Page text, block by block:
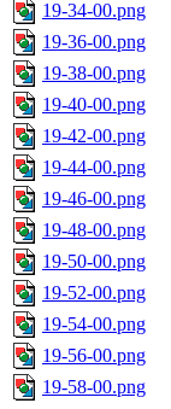
19-34-00.png
19-36-00.png
19-38-00.png
19-40-00.png
19-42-00.png
19-44-00.png
19-46-00.png
19-48-00.png
19-50-00.png
19-52-00.png
19-54-00.png
19-56-00.png
19-58-00.png